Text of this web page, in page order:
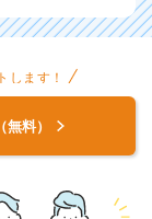
します！
料）